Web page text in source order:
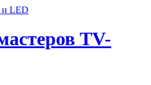
LED
TV-